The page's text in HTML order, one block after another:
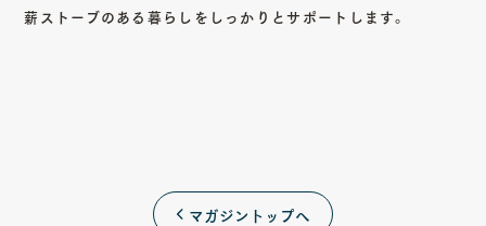
薪ストーブのある暮らしをしっかりとサポートします。
マガジントップへ